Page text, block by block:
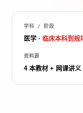
学科 / 阶段
医学 · 临床本科到规
资料源
4 本教材 + 网课讲义